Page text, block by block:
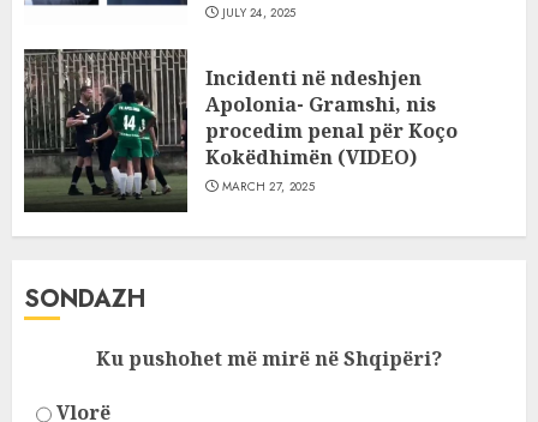
JULY 24, 2025
Incidenti në ndeshjen
Apolonia- Gramshi, nis
procedim penal për Koço
Kokëdhimën (VIDEO)
MARCH 27, 2025
SONDAZH
Ku pushohet më mirë në Shqipëri?
Vlorë